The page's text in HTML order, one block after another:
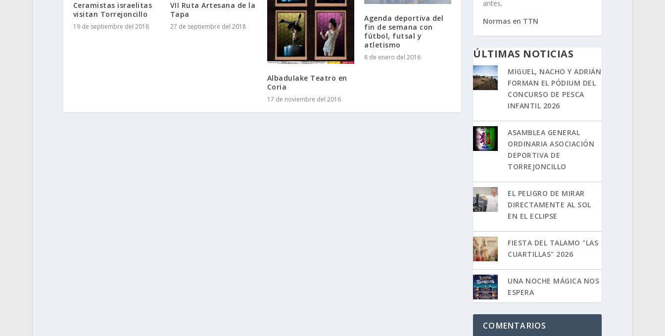
Ceramistas israelitas
visitan Torrejoncillo
19 de septiembre del 2018
VII Ruta Artesana de la
Tapa
27 de septiembre del 2018
Albadulake Teatro en
Coria
17 de noviembre del 2016
Agenda deportiva del
fin de semana con
fútbol, futsal y
atletismo
8 de enero del 2016
antes.
Normas en TTN
ÚLTIMAS NOTICIAS
MIGUEL, NACHO Y ADRIÁN
FORMAN EL PÓDIUM DEL
CONCURSO DE PESCA
INFANTIL 2026
ASAMBLEA GENERAL
ORDINARIA ASOCIACIÓN
DEPORTIVA DE
TORREJONCILLO
EL PELIGRO DE MIRAR
DIRECTAMENTE AL SOL
EN EL ECLIPSE
FIESTA DEL TALAMO "LAS
CUARTILLAS" 2026
UNA NOCHE MÁGICA NOS
ESPERA
COMENTARIOS